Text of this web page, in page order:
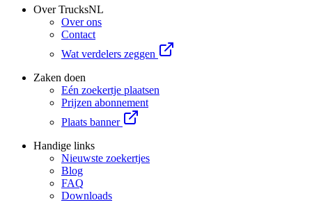
Over TrucksNL
Over ons
Contact
Wat verdelers zeggen
Zaken doen
Eén zoekertje plaatsen
Prijzen abonnement
Plaats banner
Handige links
Nieuwste zoekertjes
Blog
FAQ
Downloads